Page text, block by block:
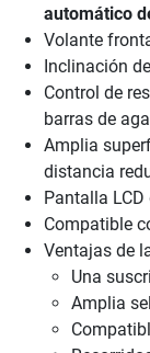
automático
Volante
Inclinación
Control de
barras de
Amplia
distancia
Pantalla
Compatible
Ventajas de
Una
Amplia